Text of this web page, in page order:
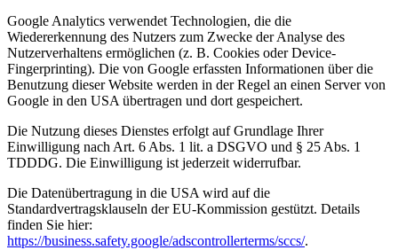
Google Analytics verwendet Technologien, die die
Wiedererkennung des Nutzers zum Zwecke der Analyse des
Nutzerverhaltens ermöglichen (z. B. Cookies oder Device-
Fingerprinting). Die von Google erfassten Informationen über die
Benutzung dieser Website werden in der Regel an einen Server von
Google in den USA übertragen und dort gespeichert.
Die Nutzung dieses Dienstes erfolgt auf Grundlage Ihrer
Einwilligung nach Art. 6 Abs. 1 lit. a DSGVO und § 25 Abs. 1
TDDDG. Die Einwilligung ist jederzeit widerrufbar.
Die Datenübertragung in die USA wird auf die
Standardvertragsklauseln der EU-Kommission gestützt. Details
finden Sie hier:
https://business.safety.google/adscontrollerterms/sccs/.